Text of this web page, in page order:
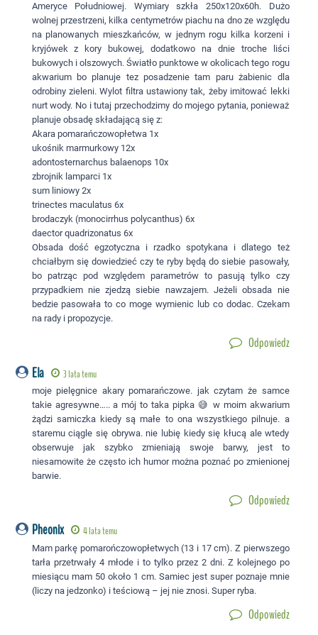
Ameryce Południowej. Wymiary szkła 250x120x60h. Dużo
wolnej przestrzeni, kilka centymetrów piachu na dno ze względu
na planowanych mieszkańców, w jednym rogu kilka korzeni i
kryjówek z kory bukowej, dodatkowo na dnie troche liści
bukowych i olszowych. Światło punktowe w okolicach tego rogu
akwarium bo planuje tez posadzenie tam paru żabienic dla
odrobiny zieleni. Wylot filtra ustawiony tak, żeby imitować lekki
nurt wody. No i tutaj przechodzimy do mojego pytania, ponieważ
planuje obsadę składającą się z:
Akara pomarańczowopłetwa 1x
ukośnik marmurkowy 12x
adontosternarchus balaenops 10x
zbrojnik lamparci 1x
sum liniowy 2x
trinectes maculatus 6x
brodaczyk (monocirrhus polycanthus) 6x
daector quadrizonatus 6x
Obsada dość egzotyczna i rzadko spotykana i dlatego też
chciałbym się dowiedzieć czy te ryby będą do siebie pasowały,
bo patrząc pod względem parametrów to pasują tylko czy
przypadkiem nie zjedzą siebie nawzajem. Jeżeli obsada nie
bedzie pasowała to co moge wymienic lub co dodac. Czekam
na rady i propozycje.
Odpowiedz
Ela 3 lata temu
moje pielęgnice akary pomarańczowe. jak czytam że samce
takie agresywne….. a mój to taka pipka 😅 w moim akwarium
żądzi samiczka kiedy są małe to ona wszystkiego pilnuje. a
staremu ciągle się obrywa. nie lubię kiedy się kłucą ale wtedy
obserwuje jak szybko zmieniają swoje barwy, jest to
niesamowite że często ich humor można poznać po zmienionej
barwie.
Odpowiedz
Pheonix 4 lata temu
Mam parkę pomarończowopłetwych (13 i 17 cm). Z pierwszego
tarła przetrwały 4 młode i to tylko przez 2 dni. Z kolejnego po
miesiącu mam 50 około 1 cm. Samiec jest super poznaje mnie
(liczy na jedzonko) i teściową – jej nie znosi. Super ryba.
Odpowiedz